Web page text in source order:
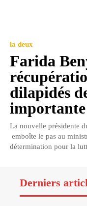
la deux
Farida
dilapidés
La nouvelle présidente
emboîte le pas au
détermination pour la
Derniers